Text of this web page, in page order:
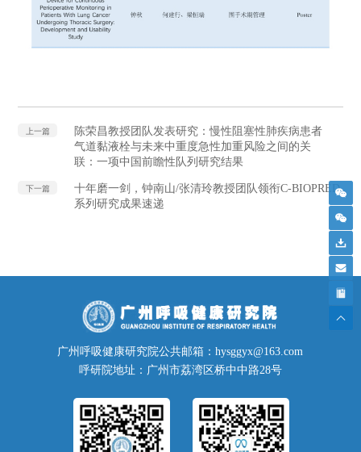
上一篇
陈荣昌教授团队发表研究：慢性阻塞性肺疾病患者
气道黏液栓与未来中重度急性加重风险之间的关
联：一项中国前瞻性队列研究结果
下一篇
十年磨一剑，钟南山/张清玲教授团队领衔C-BIOPRED
系列研究成果速递
广州呼吸健康研究院公共邮箱：hysggyx@163.com
呼研院地址：广州市荔湾区桥中中路28号